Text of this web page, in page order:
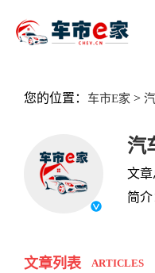
您的位置： 车市E家 >
汽
文
简介
文章列表 ARTICLES